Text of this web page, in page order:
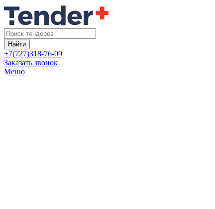
Найти
+7(727)318-76-09
Заказать звонок
Меню